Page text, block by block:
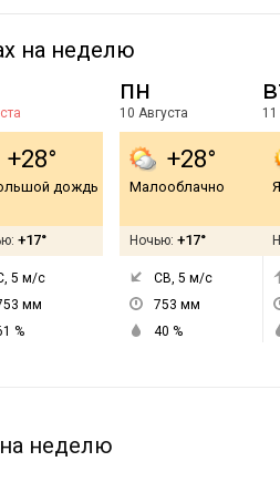
на неделю
+28°
дождь
+17°
5 м/с
мм
%
пн
10 Августа
+28°
Малооблачно
Ночью: +17°
СВ, 5 м/с
753 мм
40 %
11
неделю